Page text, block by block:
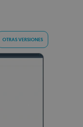
OTRAS VERSIONES